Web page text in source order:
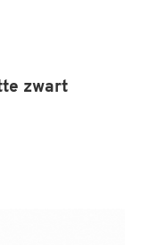
zwart